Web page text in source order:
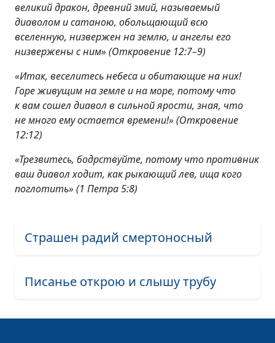
великий дракон, древний змий, называемый
диаволом и сатаною, обольщающий всю
вселенную, низвержен на землю, и ангелы его
низвержены с ним» (Откровение 12:7–9)
«Итак, веселитесь небеса и обитающие на них!
Горе живущим на земле и на море, потому что
к вам сошел диавол в сильной ярости, зная, что
не много ему остается времени!» (Откровение
12:12)
«Трезвитесь, бодрствуйте, потому что противник
ваш диавол ходит, как рыкающий лев, ища кого
поглотить» (1 Петра 5:8)
Страшен радий смертоносный
Писанье открою и слышу трубу